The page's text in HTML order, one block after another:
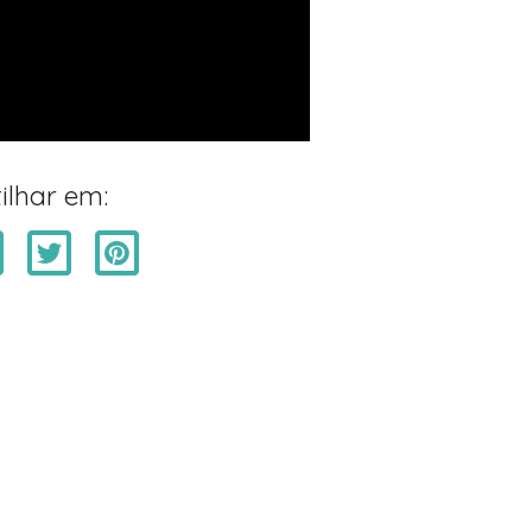
em: